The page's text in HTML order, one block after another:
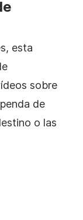
esta
sobre
de
o las